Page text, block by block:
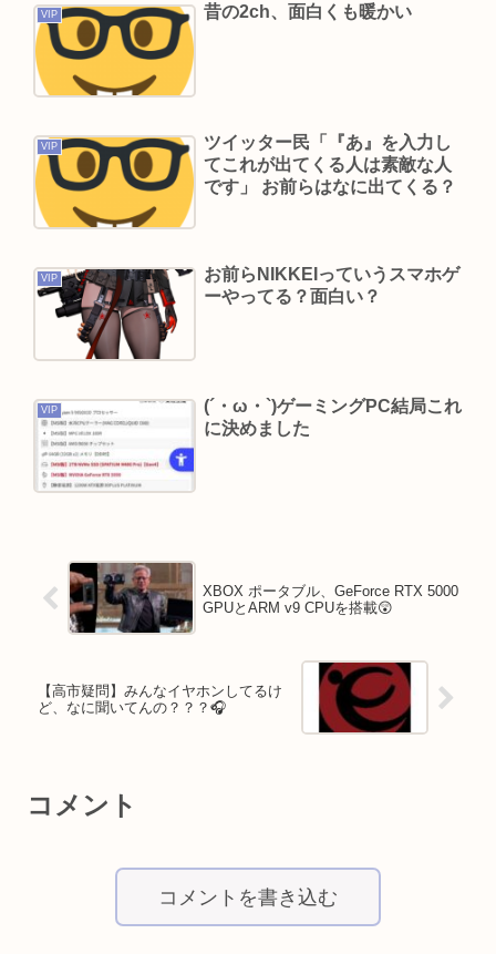
【動画】 35歳美人ママ👩、TV探偵ナイスクに出演
も老けすぎている48歳だろと誹謗中傷
面接官「一番結婚したいVTuberは誰ですか？」👈
どう答える？
及川光博さん再婚
サトジロ（略して佐藤二朗）踊る大捜査線スピン
オフ完全中止へ
Powered by livedoor 相互RSS
VIP 昔の2ch、面白くも暖かい
VIP
ツイッター民「『あ』を入力し
てこれが出てくる人は素敵な人
です」 お前らはなに出てくる？
VIP
お前らNIKKEIっていうスマホゲ
ーやってる？面白い？
VIP
(´・ω・`)ゲーミングPC結局これ
に決めました
XBOX ポータブル、GeForce RTX 5000
GPUとARM v9 CPUを搭載😲
【高市疑問】みんなイヤホンしてるけ
ど、なに聞いてんの？？？🎧
コメント
コメントを書き込む